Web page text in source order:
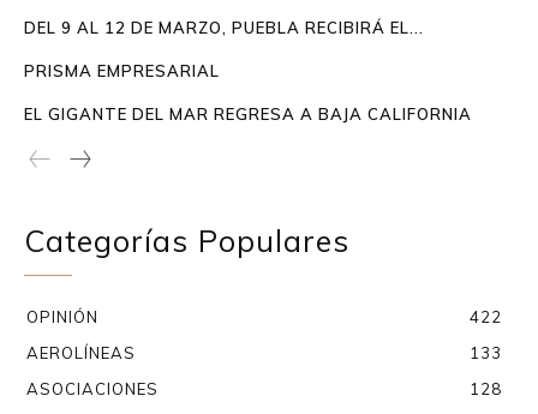
DEL 9 AL 12 DE MARZO, PUEBLA RECIBIRÁ EL...
PRISMA EMPRESARIAL
EL GIGANTE DEL MAR REGRESA A BAJA CALIFORNIA
Categorías Populares
OPINIÓN
422
AEROLÍNEAS
133
ASOCIACIONES
128